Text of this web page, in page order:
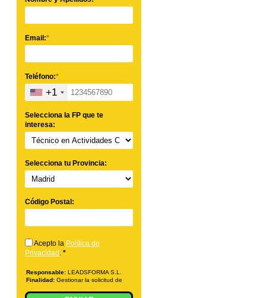
Email:*
Teléfono:*
+1
Selecciona la FP que te
interesa:
Selecciona tu Provincia:
Código Postal:
Acepto la Política de
Privacidad . *
Responsable: LEADSFORMA S.L.
Finalidad: Gestionar la solicitud de
indicada, enviar información